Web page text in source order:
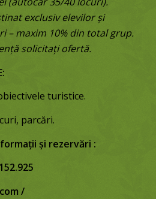
exclusiv elevilor și
– maxim 10% din total grup.
solicitați ofertă.
turistice.
parcări.
și rezervări :
/